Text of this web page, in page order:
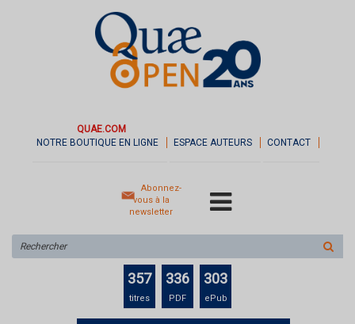
QUAE.COM
NOTRE BOUTIQUE EN LIGNE
ESPACE AUTEURS CONTACT
Abonnez-
vous à la
newsletter
sur
le
357
titres
336
PDF
303
ePub